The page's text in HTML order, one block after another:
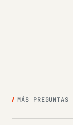
MÁS PREGUNTAS